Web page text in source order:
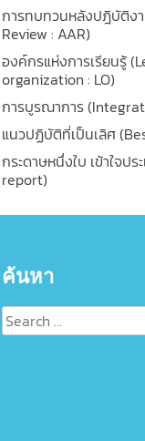
การทบทวนหลังปฎิบัติง
Review : AAR)
องค์กรแห่งการเรียนรู้
organization : LO)
การบูรณาการ
แนวปฏิบัติที่เป็นเลิศ
กระดาษหนึ่งใบ เข้าใจป
report)
ค้นหา
Search
for: